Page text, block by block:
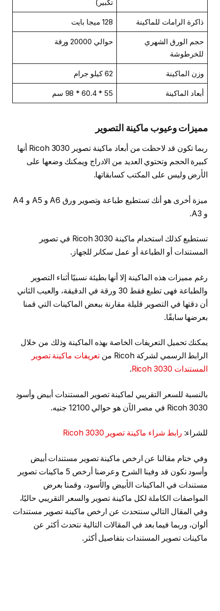
تكبير)
ذاكرة الرامات للماكينة 128 ميجا بايت
حجم الورق الشهري
للخرطوشة
حوالي 20000 ورقة
وزن الماكينة 62 كيلو جرام
أبعاد الماكينة 55 * 60.4 * 98 سم
مميزات وعيوب ماكينة التصوير
ربما تكون قد لاحظت من أبعاد ماكينة تصوير Ricoh 3030 أنها
كبيرة الحجم وتحتوي العديد من الادراج ويمكنك وضعها على
الأرض وليس على المكتب كسابقاتها.
ميزة أخرى هو أنك تستطيع طباعة وتصوير ورق A6 و A5 و A4
و A3.
تستطيع كذلك استخدام ماكينة Ricoh 3030 في تصوير
المستندات أو الطباعة أو عمل سكانر للجهاز.
رغم مميزات هذه الماكينة إلا أنها بطيئة نسبيًا أثناء التصوير
والطباعة فهى تطبع فقط 30 ورقة في الدقيقة، والعيب الثاني
أن دقتها في التصوير قليلة مقارنة ببعض الماكينات التي قمنا
بعرضها سابقًا.
يمكنك تحميل التعريفات الخاصة بهذه الماكينة وذلك من خلال
الرابط الرسمي لشركة Ricoh من
تعريفات ماكينة تصوير
المستندات Ricoh 3030
.
بالنسبة للسعر التقريبي لماكينة تصوير المستندات أبيض وأسود
Ricoh 3030 في مصر الآن هو حوالي 12100 جنيه.
للشراء: رابط شراء ماكينة تصوير Ricoh 3030
وفي ختام مقالنا عن ارخص ماكينة تصوير مستندات أبيض
وأسود نكون قد وفينا الشرح وعرضنا أرخص 5 ماكينات تصوير
مستندات في الماكينات الأبيض والأسود، وقمنا بعرض
المواصفات الكاملة لكل ماكينة تصوير والسعر التقريبي حاليًا،
وفي المقال التالي سنتحدث عن ارخص ماكينة تصوير مستندات
ألوان، وربما فيما بعد في المقالات التالية نتحدث أكثر عن
ماكينات تصوير المستندات بتفاصيل أكثر.